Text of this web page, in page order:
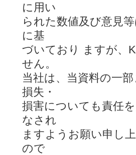
に用い
られた数値及び意見
に基
づいており ますが、
せん。
当社は、当資料の一
損失・
損害についても責任
なされ
ますようお願い申し
ので